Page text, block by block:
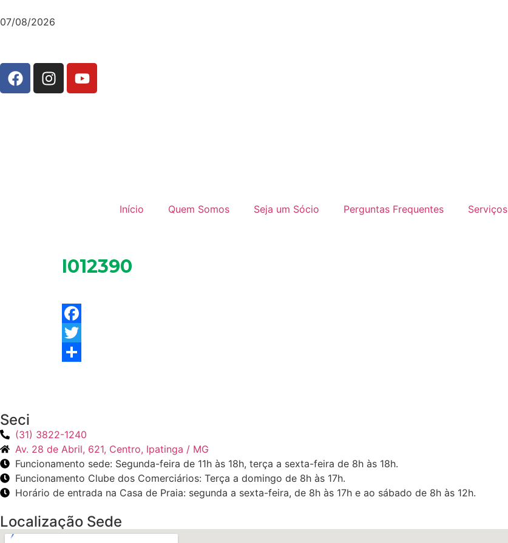
07/08/2026
Início Quem Somos Seja um Sócio Perguntas Frequentes Serviços
I012390
Facebook
Twitter
Seci
(31) 3822-1240
Av. 28 de Abril, 621, Centro, Ipatinga / MG
Funcionamento sede: Segunda-feira de 11h às 18h, terça a sexta-feira de 8h às 18h.
Funcionamento Clube dos Comerciários: Terça a domingo de 8h às 17h.
Horário de entrada na Casa de Praia: segunda a sexta-feira, de 8h às 17h e ao sábado de 8h às 12h.
Localização Sede